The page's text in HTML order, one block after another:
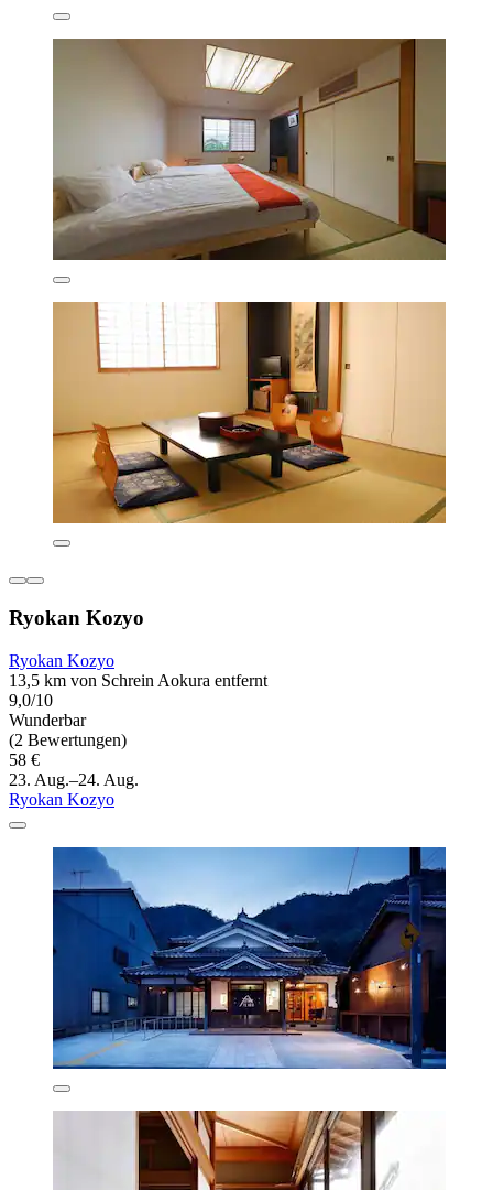
Ryokan Kozyo
Ryokan Kozyo
13,5 km von Schrein Aokura entfernt
9,0/10
Wunderbar
(2 Bewertungen)
58 €
23. Aug.–24. Aug.
Ryokan Kozyo